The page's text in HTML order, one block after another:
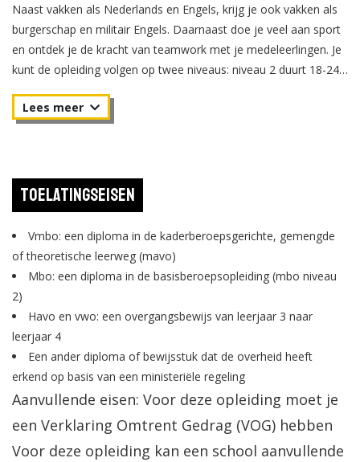
Naast vakken als Nederlands en Engels, krijg je ook vakken als
burgerschap en militair Engels. Daarnaast doe je veel aan sport
en ontdek je de kracht van teamwork met je medeleerlingen. Je
kunt de opleiding volgen op twee niveaus: niveau 2 duurt 18-24
of korporaal, niveau 3 duurt 30-36 maanden en bereidt je voor
Toelatingseisen
Vmbo: een diploma in de kaderberoepsgerichte, gemengde
of theoretische leerweg (mavo)
Mbo: een diploma in de basisberoepsopleiding (mbo niveau
2)
Havo en vwo: een overgangsbewijs van leerjaar 3 naar
leerjaar 4
Een ander diploma of bewijsstuk dat de overheid heeft
erkend op basis van een ministeriële regeling
Aanvullende eisen: Voor deze opleiding moet je
een Verklaring Omtrent Gedrag (VOG) hebben
Voor deze opleiding kan een school aanvullende